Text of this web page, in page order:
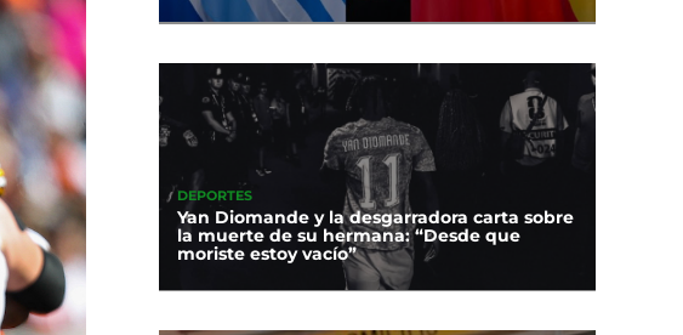
DEPORTES
Yan Diomande y la desgarradora carta sobre
la muerte de su hermana: “Desde que
moriste estoy vacío”